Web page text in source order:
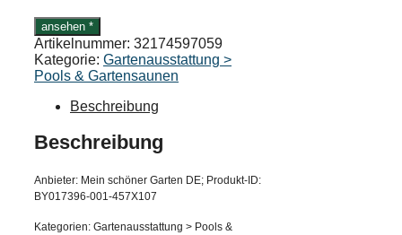
ansehen *
Artikelnummer: 32174597059
Kategorie: Gartenausstattung >
Pools & Gartensaunen
Beschreibung
Beschreibung
Anbieter: Mein schöner Garten DE; Produkt-ID:
BY017396-001-457X107
Kategorien: Gartenausstattung > Pools &